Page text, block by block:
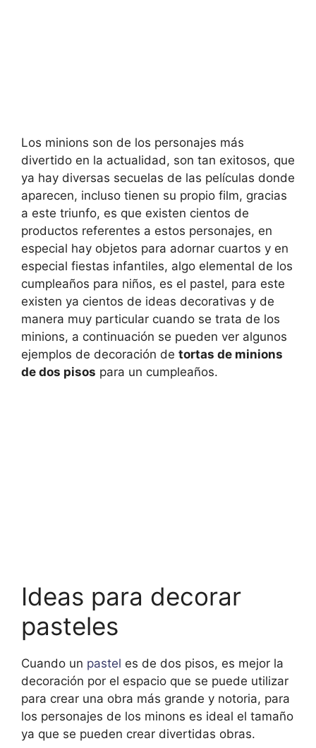
Los minions son de los personajes más
divertido en la actualidad, son tan exitosos, que
ya hay diversas secuelas de las películas donde
aparecen, incluso tienen su propio film, gracias
a este triunfo, es que existen cientos de
productos referentes a estos personajes, en
especial hay objetos para adornar cuartos y en
especial fiestas infantiles, algo elemental de los
cumpleaños para niños, es el pastel, para este
existen ya cientos de ideas decorativas y de
manera muy particular cuando se trata de los
minions, a continuación se pueden ver algunos
ejemplos de decoración de tortas de minions
de dos pisos para un cumpleaños.
Ideas para decorar
pasteles
Cuando un pastel es de dos pisos, es mejor la
decoración por el espacio que se puede utilizar
para crear una obra más grande y notoria, para
los personajes de los minons es ideal el tamaño
ya que se pueden crear divertidas obras.